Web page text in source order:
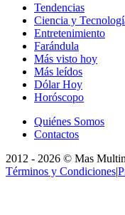
Tendencias
Ciencia y
Entretenimiento
Farándula
Más visto hoy
Más leídos
Dólar Hoy
Horóscopo
Quiénes Somos
Contactos
2012 - 2026 © Mas
Términos y Condiciones|